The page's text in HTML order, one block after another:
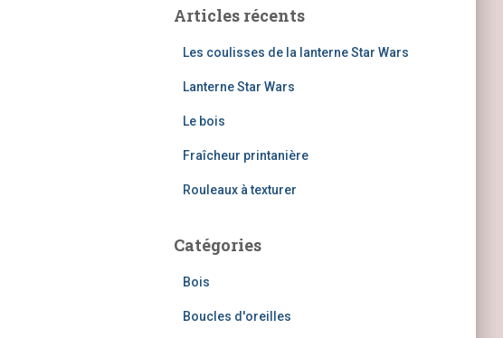
eArticles récents
Les coulisses de la lanterne Star Wars
Lanterne Star Wars
Le bois
Fraîcheur printanière
Rouleaux à texturer
Catégories
Bois
Boucles d'oreilles